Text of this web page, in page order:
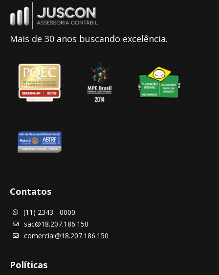
Mais de 30 anos buscando excelência.
Contatos
 (11) 2343 - 0000
 sac@18.207.186.150
 comercial@18.207.186.150
Políticas